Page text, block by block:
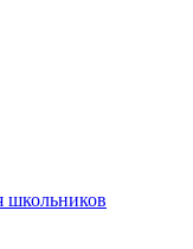
школьников